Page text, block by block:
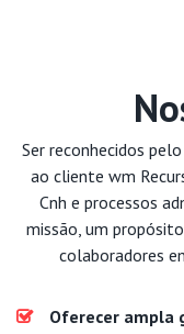
Ser reconhecidos
ao cliente wm
Cnh e processos
missão, um
colaboradores
Oferecer ampla